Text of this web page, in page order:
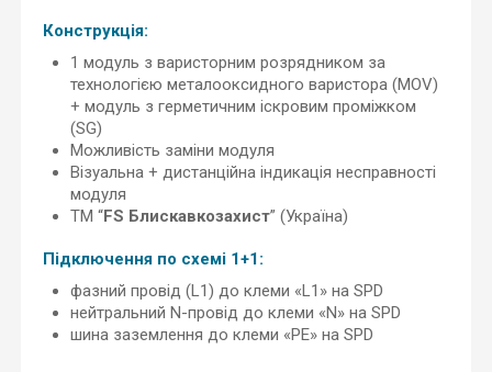
Конструкція:
1 модуль з варисторним розрядником за
технологією металооксидного варистора (MOV)
+ модуль з герметичним іскровим проміжком
(SG)
Можливість заміни модуля
Візуальна + дистанційна індикація несправності
модуля
ТМ “FS Блискавкозахист” (Україна)
Підключення по схемі 1+1:
фазний провід (L1) до клеми «L1» на SPD
нейтральний N-провід до клеми «N» на SPD
шина заземлення до клеми «PE» на SPD